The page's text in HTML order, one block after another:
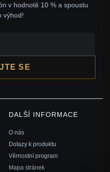
v hodnotě 10 % a spoustu
výhod!
SE
DALŠÍ INFORMACE
O nás
Dotazy k produktu
Věrnostní program
Mapa stránek